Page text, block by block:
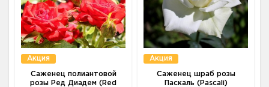
Акция
Саженец полиантовой
розы Ред Диадем (Red
Акция
Саженец шраб розы
Паскаль (Pascali)